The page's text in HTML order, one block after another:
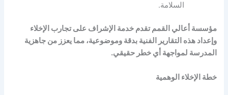
السلامة.
مؤسسة أعالي القمم تقدم خدمة الإشراف على تجارب الإخلاء
وإعداد هذه التقارير الفنية بدقة وموضوعية، مما يعزز من جاهزية
المدرسة لمواجهة أي خطر حقيقي.
خطة الإخلاء الوهمية